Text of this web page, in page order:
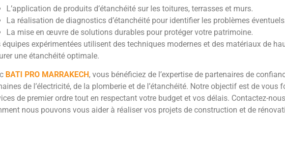
L’application de produits d’étanchéité sur les toitures, terrasses et murs.
La réalisation de diagnostics d’étanchéité pour identifier les problèmes
La mise en œuvre de solutions durables pour protéger votre patrimoine.
équipes expérimentées utilisent des techniques modernes et des matériaux de
une étanchéité optimale.
BATI PRO MARRAKECH, vous bénéficiez de l’expertise de partenaires de
de l’électricité, de la plomberie et de l’étanchéité. Notre objectif est de vous
de premier ordre tout en respectant votre budget et vos délais. Contactez-
nous pouvons vous aider à réaliser vos projets de construction et de